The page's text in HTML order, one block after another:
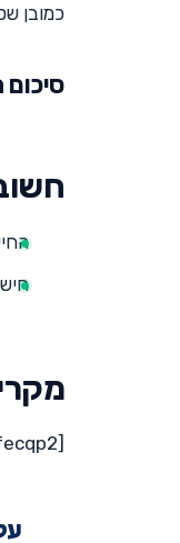
כמובן
סיכום
[pt_view id="79b6fecqp2"]